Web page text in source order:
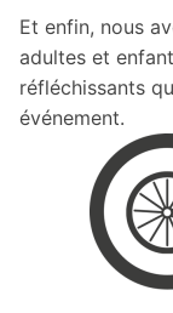
Et enfin, nous
adultes et
réfléchissants
événement.